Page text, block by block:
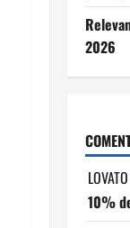
2026
10%